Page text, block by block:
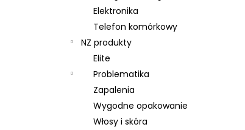
Elektronika
Telefon komórkowy
NZ produkty
Elite
Problematika
Zapalenia
Wygodne opakowanie
Włosy i skóra